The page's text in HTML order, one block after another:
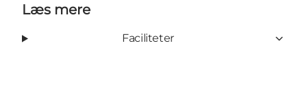
Læs mere
Faciliteter